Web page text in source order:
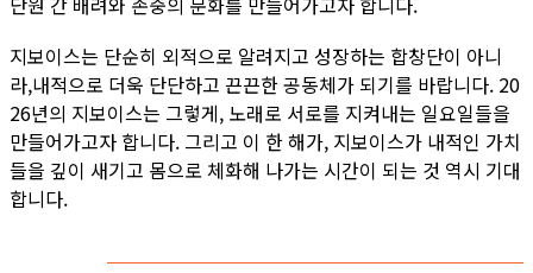
지보이스는 단순히 외적으로 알려지고 성장하는 합창단이 아니
라,내적으로 더욱 단단하고 끈끈한 공동체가 되기를 바랍니다. 20
26년의 지보이스는 그렇게, 노래로 서로를 지켜내는 일요일들을
만들어가고자 합니다. 그리고 이 한 해가, 지보이스가 내적인 가치
들을 깊이 새기고 몸으로 체화해 나가는 시간이 되는 것 역시 기대
합니다.